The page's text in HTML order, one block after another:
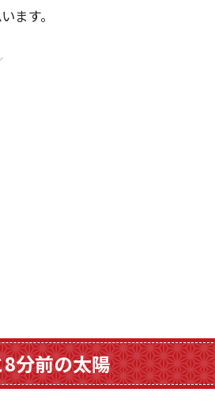
ます。
分前の太陽